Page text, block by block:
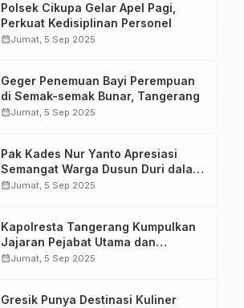
Polsek Cikupa Gelar Apel Pagi,
Perkuat Kedisiplinan Personel
calendar_monthJumat, 5 Sep 2025
Geger Penemuan Bayi Perempuan
di Semak-semak Bunar, Tangerang
calendar_monthJumat, 5 Sep 2025
Pak Kades Nur Yanto Apresiasi
Semangat Warga Dusun Duri dalam
Peringatan HUT RI ke-80
calendar_monthJumat, 5 Sep 2025
Kapolresta Tangerang Kumpulkan
Jajaran Pejabat Utama dan
Kapolsek untuk Paparkan
calendar_monthJumat, 5 Sep 2025
Gresik Punya Destinasi Kuliner